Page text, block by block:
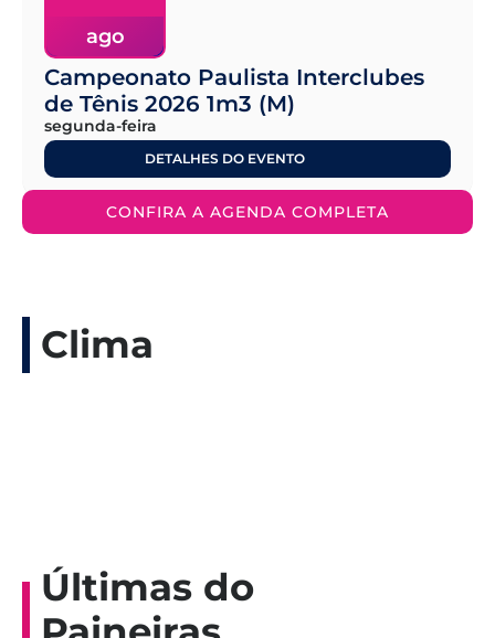
ago
Campeonato Paulista Interclubes
de Tênis 2026 1m3 (M)
segunda-feira
DETALHES DO EVENTO
CONFIRA A AGENDA COMPLETA
Clima
Últimas do